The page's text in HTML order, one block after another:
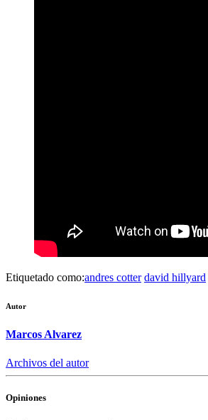
Etiquetado como:andres cotter david hillyard
Autor
Marcos Alvarez
Archivos del autor
Opiniones